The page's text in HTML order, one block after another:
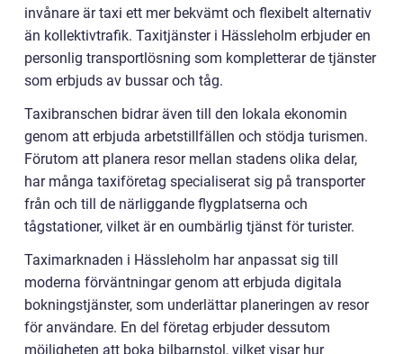
invånare är taxi ett mer bekvämt och flexibelt alternativ
än kollektivtrafik. Taxitjänster i Hässleholm erbjuder en
personlig transportlösning som kompletterar de tjänster
som erbjuds av bussar och tåg.
Taxibranschen bidrar även till den lokala ekonomin
genom att erbjuda arbetstillfällen och stödja turismen.
Förutom att planera resor mellan stadens olika delar,
har många taxiföretag specialiserat sig på transporter
från och till de närliggande flygplatserna och
tågstationer, vilket är en oumbärlig tjänst för turister.
Taximarknaden i Hässleholm har anpassat sig till
moderna förväntningar genom att erbjuda digitala
bokningstjänster, som underlättar planeringen av resor
för användare. En del företag erbjuder dessutom
möjligheten att boka bilbarnstol, vilket visar hur